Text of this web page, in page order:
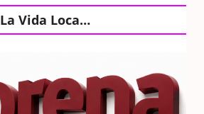
La Vida Loca…